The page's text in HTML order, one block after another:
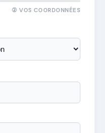
② VOS COORDONNÉES